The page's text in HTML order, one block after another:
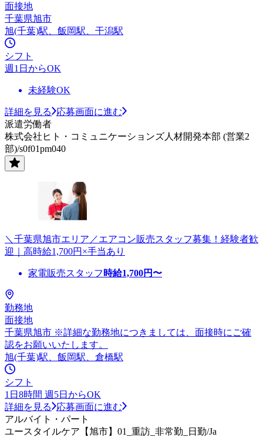
面接地
千葉県旭市
旭(千葉)駅、飯岡駅、干潟駅
シフト
週1日からOK
未経験OK
詳細を見る
応募画面に進む
派遣労働者
株式会社ヒト・コミュニケーションズ人材開発本部 (営業2
部)/s0f01pm040
＼千葉県旭市エリア／エアコン販売スタッフ募集！経験者歓
迎｜高時給1,700円×手当あり
家電販売スタッフ 時給1,700円〜
勤務地
面接地
千葉県旭市 ※詳細な勤務地につきましては、面接時にご確
認をお願いいたします。
旭(千葉)駅、飯岡駅、倉橋駅
シフト
1日8時間 週5日からOK
詳細を見る
応募画面に進む
アルバイト・パート
ユースタイルケア【旭市】01_重訪_非常勤_日勤/Ja